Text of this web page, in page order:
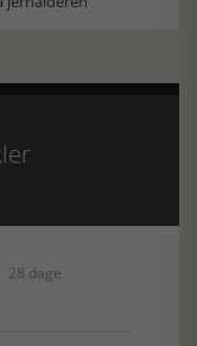
28 dage